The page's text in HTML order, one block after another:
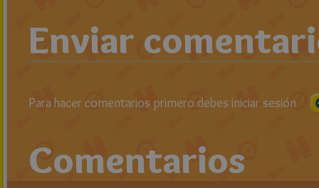
Enviar
Para hacer comentarios primero debes iniciar sesión
Comentarios